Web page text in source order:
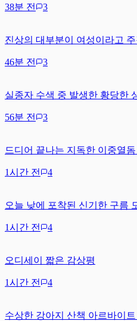
38분 전 3
진상의 대부분이 여성이라고
46분 전 3
실종자 수색 중 발생한 황당한
56분 전 3
드디어 끝나는 지독한 이중열
1시간 전 4
오늘 낮에 포착된 신기한 구름
1시간 전 4
오디세이 짧은 감상평
1시간 전 4
수상한 강아지 산책 아르바이